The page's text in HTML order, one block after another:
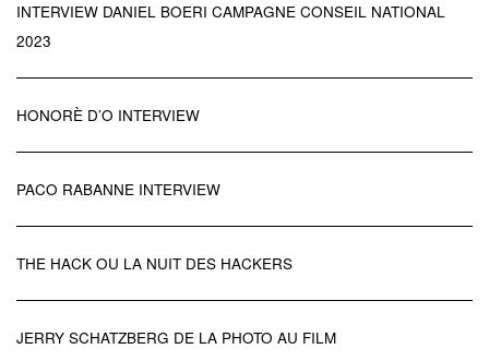
INTERVIEW DANIEL BOERI CAMPAGNE CONSEIL NATIONAL
2023
HONORÈ D’O INTERVIEW
PACO RABANNE INTERVIEW
THE HACK OU LA NUIT DES HACKERS
JERRY SCHATZBERG DE LA PHOTO AU FILM